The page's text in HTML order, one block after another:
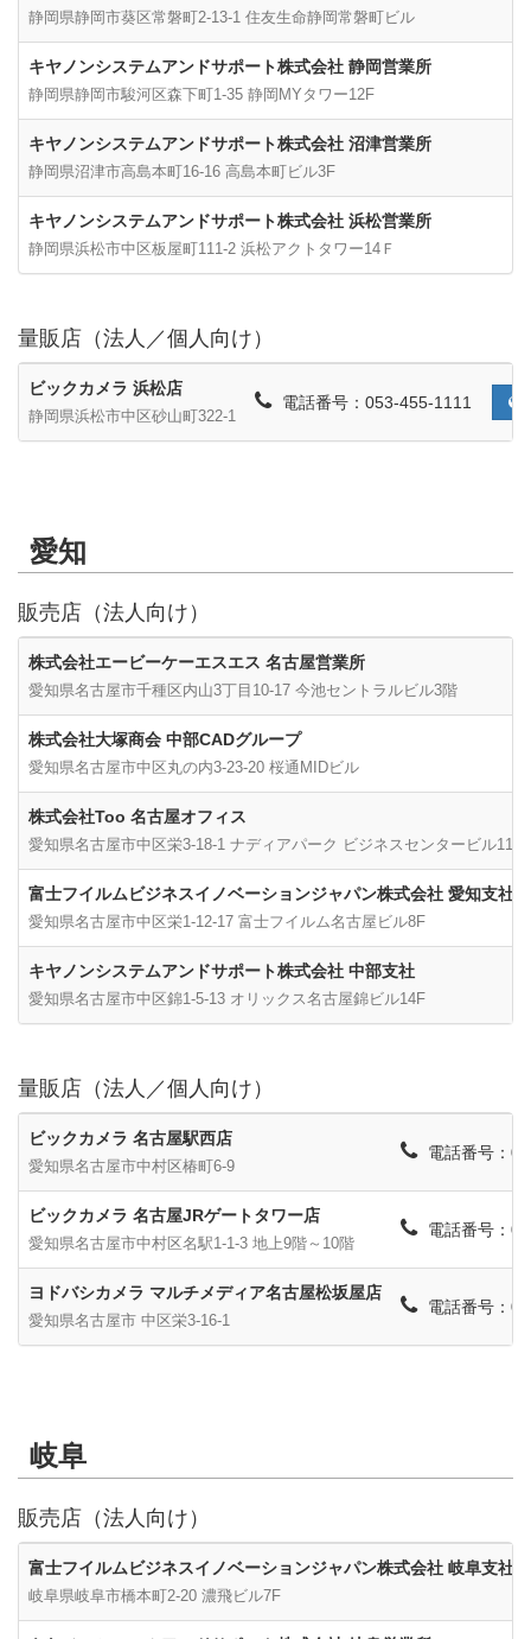
静岡県静岡市葵区常磐町2-13-1 住友生命静岡常磐町ビル
キヤノンシステムアンドサポート株式会社 静岡営業所
静岡県静岡市駿河区森下町1-35 静岡MYタワー12F
キヤノンシステムアンドサポート株式会社 沼津営業所
静岡県沼津市高島本町16-16 高島本町ビル3F
キヤノンシステムアンドサポート株式会社 浜松営業所
静岡県浜松市中区板屋町111-2 浜松アクトタワー14Ｆ
量販店（法人／個人向け）
ビックカメラ 浜松店
静岡県浜松市中区砂山町322-1
電話番号：053-455-1111
愛知
販売店（法人向け）
株式会社エービーケーエスエス 名古屋営業所
愛知県名古屋市千種区内山3丁目10-17 今池セントラルビル3階
株式会社大塚商会 中部CADグループ
愛知県名古屋市中区丸の内3-23-20 桜通MIDビル
株式会社Too 名古屋オフィス
愛知県名古屋市中区栄3-18-1 ナディアパーク ビジネスセンタービル11F
富士フイルムビジネスイノベーションジャパン株式会社 愛知支社
愛知県名古屋市中区栄1-12-17 富士フイルム名古屋ビル8F
キヤノンシステムアンドサポート株式会社 中部支社
愛知県名古屋市中区錦1-5-13 オリックス名古屋錦ビル14F
量販店（法人／個人向け）
ビックカメラ 名古屋駅西店
愛知県名古屋市中村区椿町6-9
電話番号：
ビックカメラ 名古屋JRゲートタワー店
愛知県名古屋市中村区名駅1-1-3 地上9階～10階
電話番号：
ヨドバシカメラ マルチメディア名古屋松坂屋店
愛知県名古屋市 中区栄3-16-1
電話番号：
岐阜
販売店（法人向け）
富士フイルムビジネスイノベーションジャパン株式会社 岐阜支社
岐阜県岐阜市橋本町2-20 濃飛ビル7F